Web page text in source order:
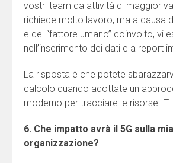
vostri team da attività di maggior
richiede molto lavoro, ma a causa
e del “fattore umano” coinvolto, vi
nell’inserimento dei dati e a report
La risposta è che potete
calcolo quando adottate un
moderno per tracciare le risorse IT.
6. Che impatto avrà il 5G sulla mia
organizzazione?